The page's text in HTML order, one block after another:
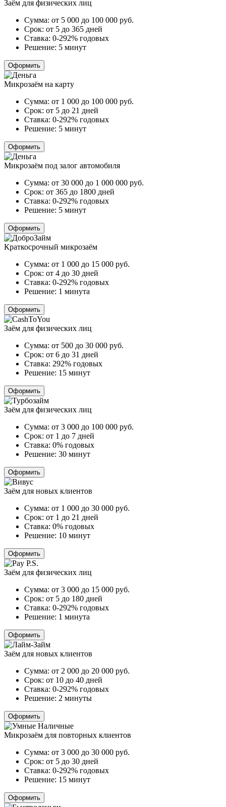
Заём для физических лиц
Сумма: от 5 000 до 100 000 руб.
Срок: от 5 до 365 дней
Ставка: 0-292% годовых
Решение: 5 минут
Оформить
Микрозаём на карту
Сумма: от 1 000 до 100 000 руб.
Срок: от 5 до 21 дней
Ставка: 0-292% годовых
Решение: 5 минут
Оформить
Микрозаём под залог автомобиля
Сумма: от 30 000 до 1 000 000 руб.
Срок: от 365 до 1800 дней
Ставка: 0-292% годовых
Решение: 5 минут
Оформить
Краткосрочный микрозаём
Сумма: от 1 000 до 15 000 руб.
Срок: от 4 до 30 дней
Ставка: 0-292% годовых
Решение: 1 минута
Оформить
Заём для физических лиц
Сумма: от 500 до 30 000 руб.
Срок: от 6 до 31 дней
Ставка: 292% годовых
Решение: 15 минут
Оформить
Заём для физических лиц
Сумма: от 3 000 до 100 000 руб.
Срок: от 1 до 7 дней
Ставка: 0% годовых
Решение: 30 минут
Оформить
Заём для новых клиентов
Сумма: от 1 000 до 30 000 руб.
Срок: от 1 до 21 дней
Ставка: 0% годовых
Решение: 10 минут
Оформить
Заём для физических лиц
Сумма: от 3 000 до 15 000 руб.
Срок: от 5 до 180 дней
Ставка: 0-292% годовых
Решение: 1 минута
Оформить
Заём для новых клиентов
Сумма: от 2 000 до 20 000 руб.
Срок: от 10 до 40 дней
Ставка: 0-292% годовых
Решение: 2 минуты
Оформить
Микрозаём для повторных клиентов
Сумма: от 3 000 до 30 000 руб.
Срок: от 5 до 30 дней
Ставка: 0-292% годовых
Решение: 15 минут
Оформить